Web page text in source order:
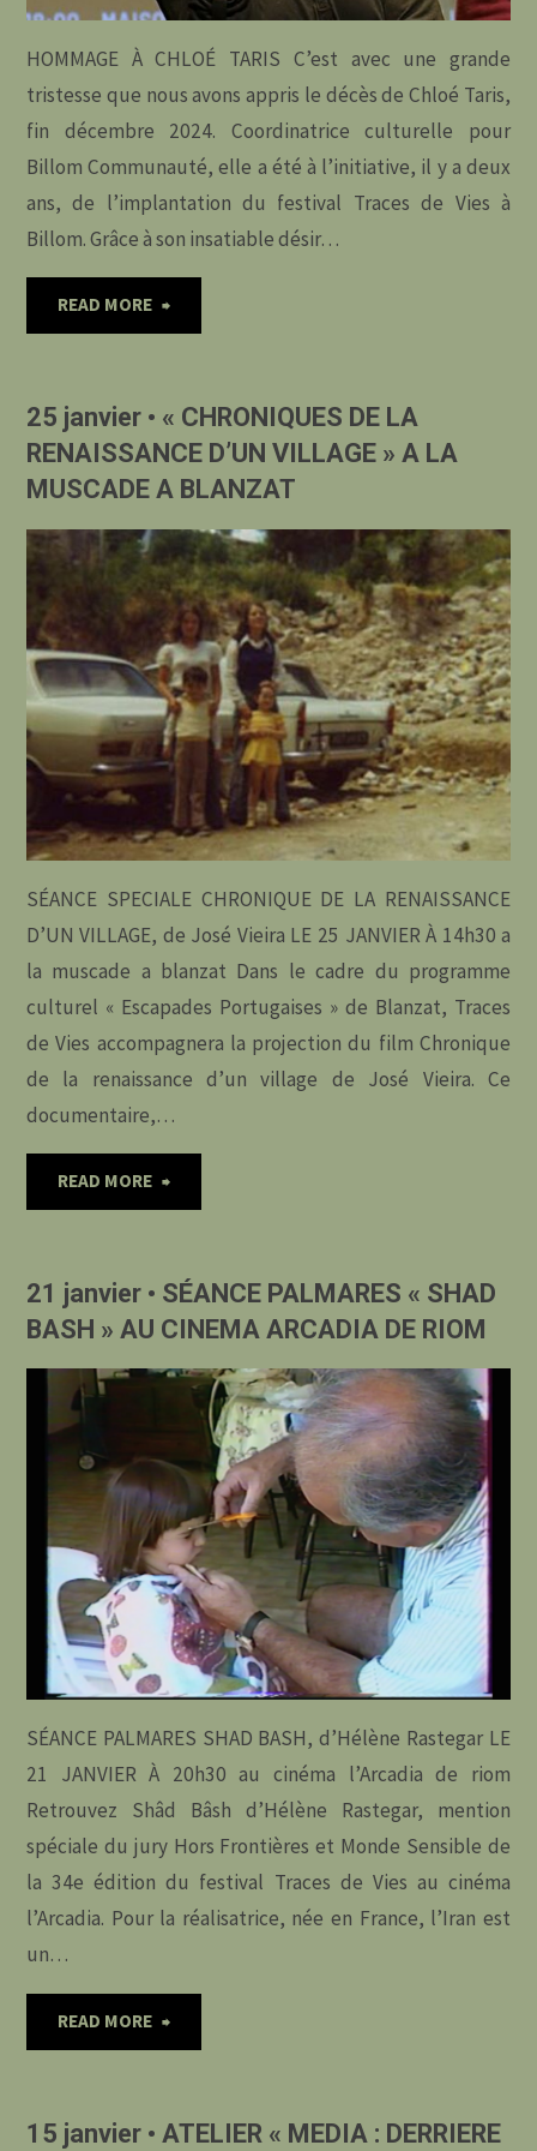
HOMMAGE À CHLOÉ TARIS C’est avec une grande
tristesse que nous avons appris le décès de Chloé Taris,
fin décembre 2024. Coordinatrice culturelle pour
Billom Communauté, elle a été à l’initiative, il y a deux
ans, de l’implantation du festival Traces de Vies à
Billom. Grâce à son insatiable désir…
READ MORE "HOMMAGE
CHLOÉ
TARIS"
25 janvier • « CHRONIQUES DE LA
RENAISSANCE D’UN VILLAGE » A LA
MUSCADE A BLANZAT
SÉANCE SPECIALE CHRONIQUE DE LA RENAISSANCE
D’UN VILLAGE, de José Vieira LE 25 JANVIER À 14h30 a
la muscade a blanzat Dans le cadre du programme
culturel « Escapades Portugaises » de Blanzat, Traces
de Vies accompagnera la projection du film Chronique
de la renaissance d’un village de José Vieira. Ce
documentaire,…
READ MORE "25
•
LA
RENAISSANCE
D’UN
VILLAGE »
A
LA
MUSCADE
A
BLANZAT"
21 janvier • SÉANCE PALMARES « SHAD
BASH » AU CINEMA ARCADIA DE RIOM
SÉANCE PALMARES SHAD BASH, d’Hélène Rastegar LE
21 JANVIER À 20h30 au cinéma l’Arcadia de riom
Retrouvez Shâd Bâsh d’Hélène Rastegar, mention
spéciale du jury Hors Frontières et Monde Sensible de
la 34e édition du festival Traces de Vies au cinéma
l’Arcadia. Pour la réalisatrice, née en France, l’Iran est
un…
READ MORE "21
•
15 janvier • ATELIER « MEDIA : DERRIERE